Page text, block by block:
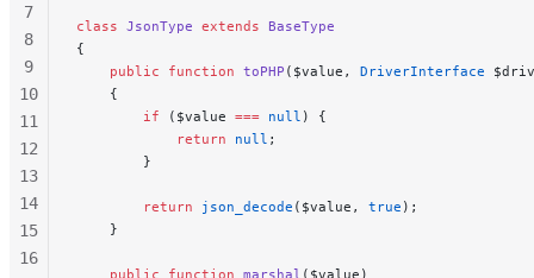
class JsonType extends BaseType
{
    public
function toPHP ($value, DriverInterface
    {
        if
($value === null ) {
            return
null ;
        }
        return
json_decode ($value, true );
    }
    public
function marshal ($value)
7
8
9
10
11
12
13
14
15
16